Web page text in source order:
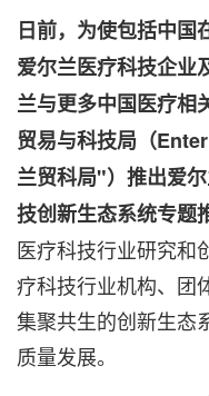
日前，为使包括中国
爱尔兰医疗科技企业
兰与更多中国医疗相
贸易与科技局（
兰贸科局"）推出爱
技创新生态系统专题
医疗科技行业研究和
疗科技行业机构、团
集聚共生的创新生态
质量发展。